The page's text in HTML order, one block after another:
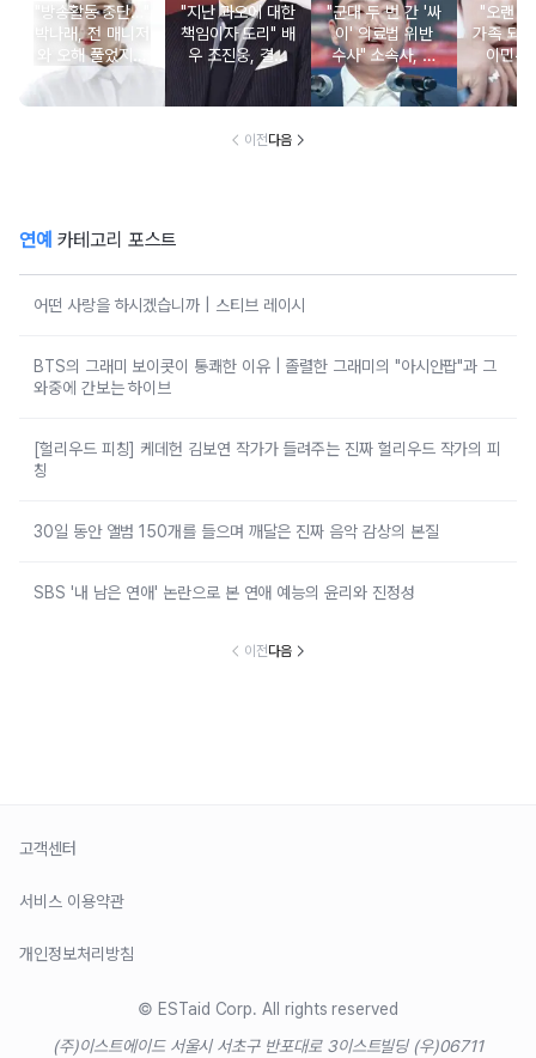
"방송활동 중단…"
박나래, 전 매니저
와 오해 풀었지만
불찰 반성
"지난 과오에 대한
책임이자 도리" 배
우 조진웅, 결국
은퇴 선언
"군대 두 번 간 '싸
이' 의료법 위반
수사" 소속사, 수
면제 대리수령 불
찰...
"오랜
가족 되
이민우
이전다음
연예 카테고리 포스트
어떤 사랑을 하시겠습니까 | 스티브 레이시
BTS의 그래미 보이콧이 통쾌한 이유 | 졸렬한 그래미의 "아시안팝"과 그
와중에 간보는 하이브
[헐리우드 피칭] 케데헌 김보연 작가가 들려주는 진짜 헐리우드 작가의 피
칭
30일 동안 앨범 150개를 들으며 깨달은 진짜 음악 감상의 본질
SBS '내 남은 연애' 논란으로 본 연애 예능의 윤리와 진정성
이전다음
고객센터
서비스 이용약관
개인정보처리방침
© ESTaid Corp. All rights reserved
(주)이스트에이드 서울시 서초구 반포대로 3이스트빌딩 (우)06711